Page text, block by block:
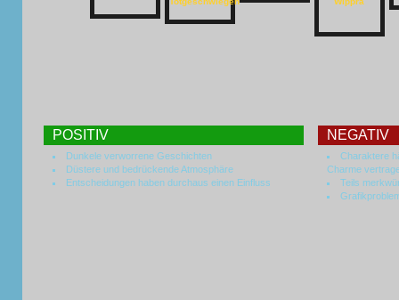
POSITIV NEGATIV
Dunkele verworrene Geschichten
Düstere und bedrückende Atmosphäre
Entscheidungen haben durchaus einen Einfluss
Charaktere
Charme
Teils